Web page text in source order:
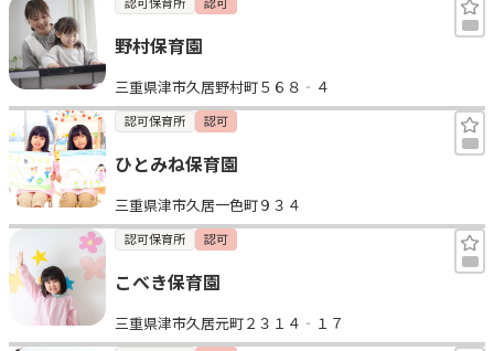
野村保育園
三重県津市久居野村町５６８‐４
認可保育所 認可
ひとみね保育園
三重県津市久居一色町９３４
認可保育所 認可
こべき保育園
三重県津市久居元町２３１４‐１７